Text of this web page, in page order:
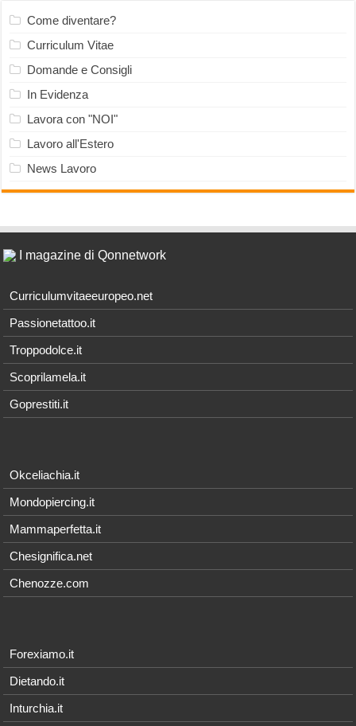
Come diventare?
Curriculum Vitae
Domande e Consigli
In Evidenza
Lavora con "NOI"
Lavoro all'Estero
News Lavoro
I magazine di Qonnetwork
Curriculumvitaeeuropeo.net
Passionetattoo.it
Troppodolce.it
Scoprilamela.it
Goprestiti.it
Okceliachia.it
Mondopiercing.it
Mammaperfetta.it
Chesignifica.net
Chenozze.com
Forexiamo.it
Dietando.it
Inturchia.it